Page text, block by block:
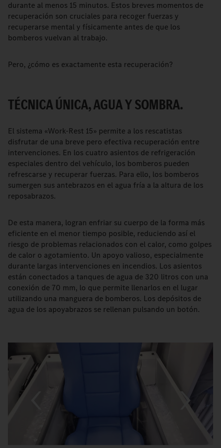
durante al menos 15 minutos. Estos breves momentos de
recuperación son cruciales para recoger fuerzas y
recuperarse mental y físicamente antes de que los
bomberos vuelvan al trabajo.
Pero, ¿cómo es exactamente esta recuperación?
TÉCNICA ÚNICA, AGUA Y SOMBRA.
El sistema «Work-Rest 15» permite a los rescatistas
disfrutar de una breve pero efectiva recuperación entre
intervenciones. En los cuatro asientos de refrigeración
especiales dentro del vehículo, los bomberos pueden
refrescarse y recuperar fuerzas. Para ello, los bomberos
sumergen sus antebrazos en el agua fría a la altura de los
reposabrazos.
De esta manera, logran enfriar su cuerpo de la forma más
eficiente en el menor tiempo posible, reduciendo así el
riesgo de problemas relacionados con el calor, como golpes
de calor o agotamiento. Un apoyo valioso, especialmente
durante largas intervenciones en incendios. Los asientos
están conectados a tanques de agua de 320 litros con una
conexión de 70 mm, lo que permite llenarlos en el lugar
utilizando una manguera de bomberos. Los depósitos de
agua de los apoyabrazos se rellenan pulsando un botón.